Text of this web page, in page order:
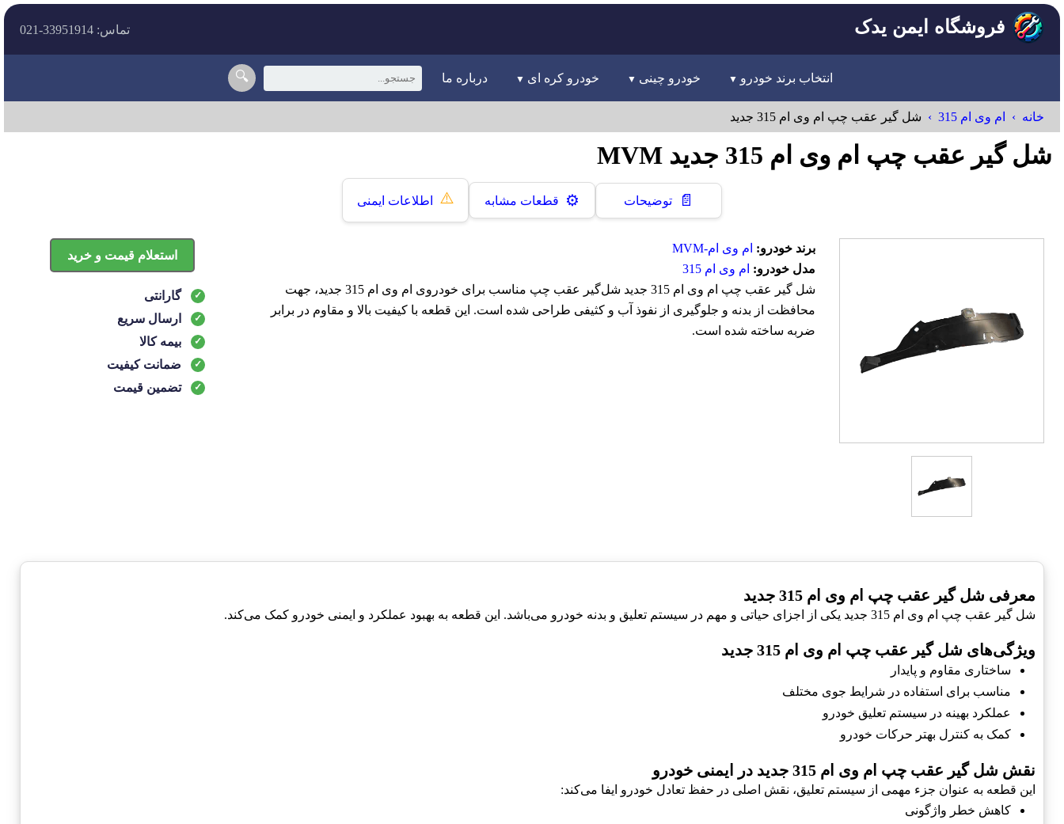
فروشگاه ایمن یدک تماس: 33951914-021
🔍 انتخاب برند خودرو خودرو چینی خودرو کره ای درباره ما
خانه ام وی ام 315 شل گير عقب چپ ام وی ام 315 جدید
شل گير عقب چپ ام وی ام 315 جدید MVM
📄 توضیحات ⚙️ قطعات مشابه ⚠️ اطلاعات ایمنی
برند خودرو: ام وی ام-MVM
مدل خودرو: ام وی ام 315
شل گير عقب چپ ام وی ام 315 جدید شل‌گیر عقب چپ مناسب برای خودروی ام وی ام 315 جدید، جهت
محافظت از بدنه و جلوگیری از نفوذ آب و کثیفی طراحی شده است. این قطعه با کیفیت بالا و مقاوم در برابر
ضربه ساخته شده است.
استعلام قیمت و خرید
گارانتی
ارسال سریع
بیمه کالا
ضمانت کیفیت
تضمین قیمت
معرفی شل گير عقب چپ ام وی ام 315 جدید
شل گير عقب چپ ام وی ام 315 جدید یکی از اجزای حیاتی و مهم در سیستم تعلیق و بدنه خودرو می‌باشد. این قطعه به بهبود عملکرد و ایمنی خودرو کمک می‌کند.
ویژگی‌های شل گير عقب چپ ام وی ام 315 جدید
ساختاری مقاوم و پایدار
مناسب برای استفاده در شرایط جوی مختلف
عملکرد بهینه در سیستم تعلیق خودرو
کمک به کنترل بهتر حرکات خودرو
نقش شل گير عقب چپ ام وی ام 315 جدید در ایمنی خودرو
این قطعه به عنوان جزء مهمی از سیستم تعلیق، نقش اصلی در حفظ تعادل خودرو ایفا می‌کند:
کاهش خطر واژگونی